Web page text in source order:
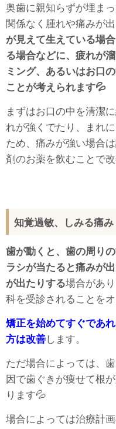
奥歯に親知らずが埋ま
関係なく腫れや痛みが
が見えて生えている場
る場合などに、疲れが
ミング、あるいはお口
ことが考えられます💦
まずはお口の中を清潔
れが強くでたり、まれ
ため、痛みが強い場合
剤のお薬を飲むことで
知覚過敏、しみる痛み
歯が動くと、歯の周り
ラシが当たると痛みが
が出たりする場合があ
科を受診されることをオ
矯正を始めてすぐであ
方は改善します。
ただ場合によっては、
因で歯ぐきが痩せて根
ります💦
場合によっては治療計